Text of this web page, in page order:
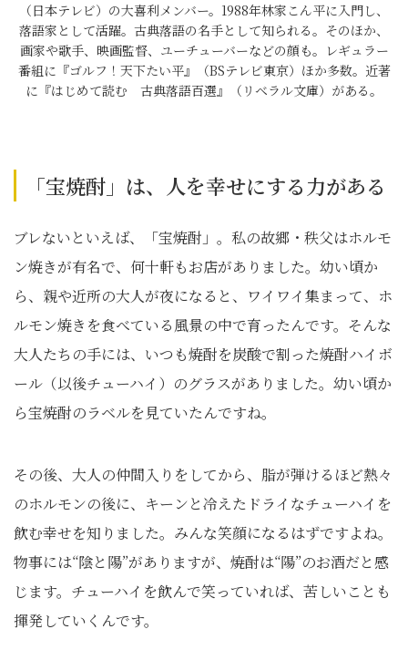
（日本テレビ）の大喜利メンバー。1988年林家こん平に入門し、
落語家として活躍。古典落語の名手として知られる。そのほか、
画家や歌手、映画監督、ユーチューバーなどの顔も。レギュラー
番組に『ゴルフ！天下たい平』（BSテレビ東京）ほか多数。近著
に『はじめて読む 古典落語百選』（リベラル文庫）がある。
「宝焼酎」は、人を幸せにする力がある
ブレないといえば、「宝焼酎」。私の故郷・秩父はホルモ
ン焼きが有名で、何十軒もお店がありました。幼い頃か
ら、親や近所の大人が夜になると、ワイワイ集まって、ホ
ルモン焼きを食べている風景の中で育ったんです。そんな
大人たちの手には、いつも焼酎を炭酸で割った焼酎ハイボ
ール（以後チューハイ）のグラスがありました。幼い頃か
ら宝焼酎のラベルを見ていたんですね。
その後、大人の仲間入りをしてから、脂が弾けるほど熱々
のホルモンの後に、キーンと冷えたドライなチューハイを
飲む幸せを知りました。みんな笑顔になるはずですよね。
物事には“陰と陽”がありますが、焼酎は“陽”のお酒だと感
じます。チューハイを飲んで笑っていれば、苦しいことも
揮発していくんです。